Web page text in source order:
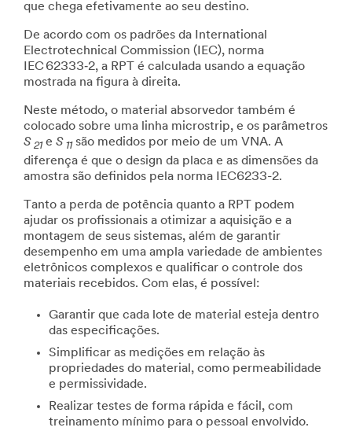
que chega efetivamente ao seu destino.
De acordo com os padrões da International
Electrotechnical Commission (IEC), norma
IEC 62333‑2, a RPT é calculada usando a equação
mostrada na figura à direita.
Neste método, o material absorvedor também é
colocado sobre uma linha microstrip, e os parâmetros
S 21e S 11são medidos por meio de um VNA. A
diferença é que o design da placa e as dimensões da
amostra são definidos pela norma IEC6233-2.
Tanto a perda de potência quanto a RPT podem
ajudar os profissionais a otimizar a aquisição e a
montagem de seus sistemas, além de garantir
desempenho em uma ampla variedade de ambientes
eletrônicos complexos e qualificar o controle dos
materiais recebidos. Com elas, é possível:
Garantir que cada lote de material esteja dentro
das especificações.
Simplificar as medições em relação às
propriedades do material, como permeabilidade
e permissividade.
Realizar testes de forma rápida e fácil, com
treinamento mínimo para o pessoal envolvido.